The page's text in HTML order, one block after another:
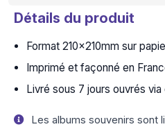
Détails du produit
Format 210x210mm sur
Imprimé et façonné en
Livré sous 7 jours ouvrés
Les albums souvenirs sont